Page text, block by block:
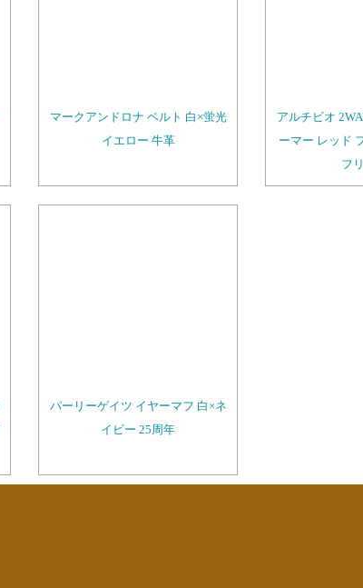
マークアンドロナ ベルト 白×蛍光
イエロー 牛革
アルチビオ
ーマー レッド
フ
パーリーゲイツ イヤーマフ 白×ネ
イビー 25周年